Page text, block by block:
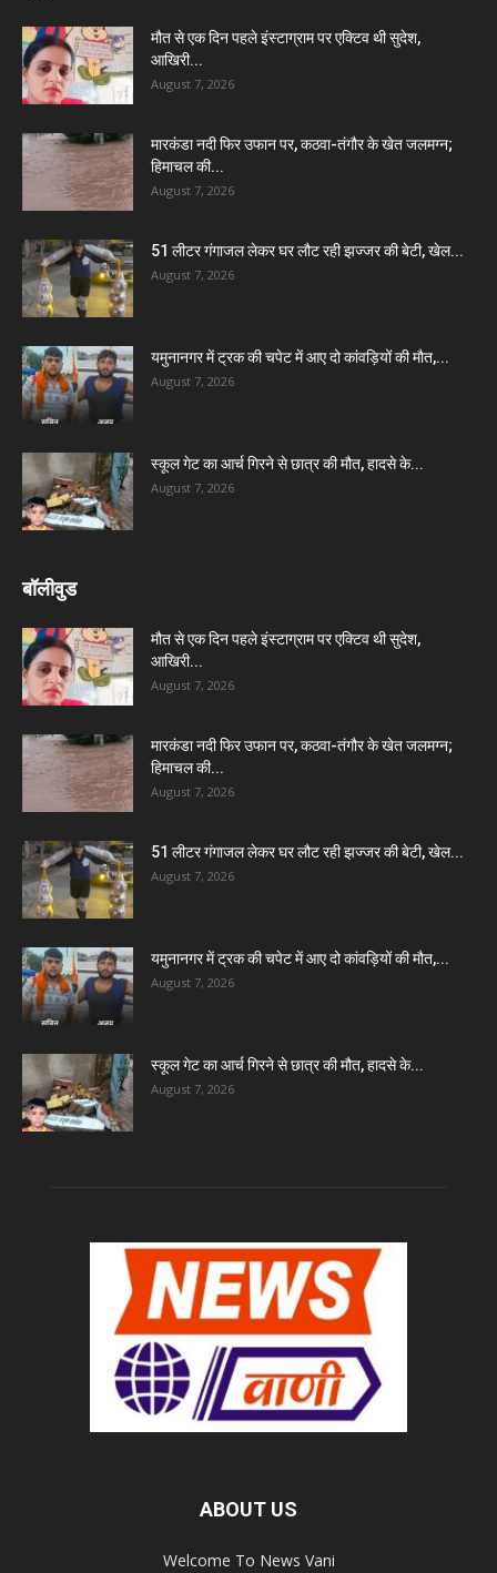
मौत से एक दिन पहले इंस्टाग्राम पर एक्टिव थी सुदेश,
आखिरी...
August 7, 2026
मारकंडा नदी फिर उफान पर, कठवा-तंगौर के खेत जलमग्न;
हिमाचल की...
August 7, 2026
51 लीटर गंगाजल लेकर घर लौट रही झज्जर की बेटी, खेल...
August 7, 2026
यमुनानगर में ट्रक की चपेट में आए दो कांवड़ियों की मौत,...
August 7, 2026
स्कूल गेट का आर्च गिरने से छात्र की मौत, हादसे के...
August 7, 2026
बॉलीवुड
मौत से एक दिन पहले इंस्टाग्राम पर एक्टिव थी सुदेश,
आखिरी...
August 7, 2026
मारकंडा नदी फिर उफान पर, कठवा-तंगौर के खेत जलमग्न;
हिमाचल की...
August 7, 2026
51 लीटर गंगाजल लेकर घर लौट रही झज्जर की बेटी, खेल...
August 7, 2026
यमुनानगर में ट्रक की चपेट में आए दो कांवड़ियों की मौत,...
August 7, 2026
स्कूल गेट का आर्च गिरने से छात्र की मौत, हादसे के...
August 7, 2026
ABOUT US
Welcome To News Vani